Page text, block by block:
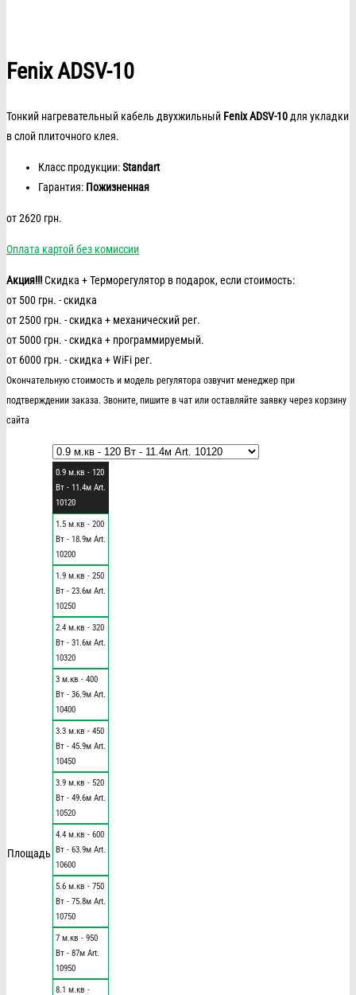
Fenix ADSV-10
Тонкий нагревательный кабель двухжильный Fenix ADSV-10 для укладки
в слой плиточного клея.
Класс продукции:Standart
Гарантия: Пожизненная
от2620 грн.
Оплата картой без комиссии
Акция!!!Скидка + Терморегулятор в подарок, если стоимость:
от 500 грн. - скидка
от 2500 грн. - скидка + механический рег.
от 5000 грн. - скидка + программируемый.
от 6000 грн. - скидка + WiFi рег.
Окончательную стоимость и модель регулятора озвучит менеджер при
подтверждении заказа. Звоните, пишите в чат или оставляйте заявку через корзину
сайта
Площадь
0.9 м.кв - 120
Вт - 11.4м Art.
10120
1.5 м.кв - 200
Вт - 18.9м Art.
10200
1.9 м.кв - 250
Вт - 23.6м Art.
10250
2.4 м.кв - 320
Вт - 31.6м Art.
10320
3 м.кв - 400
Вт - 36.9м Art.
10400
3.3 м.кв - 450
Вт - 45.9м Art.
10450
3.9 м.кв - 520
Вт - 49.6м Art.
10520
4.4 м.кв - 600
Вт - 63.9м Art.
10600
5.6 м.кв - 750
Вт - 75.8м Art.
10750
7 м.кв - 950
Вт - 87м Art.
10950
8.1 м.кв -